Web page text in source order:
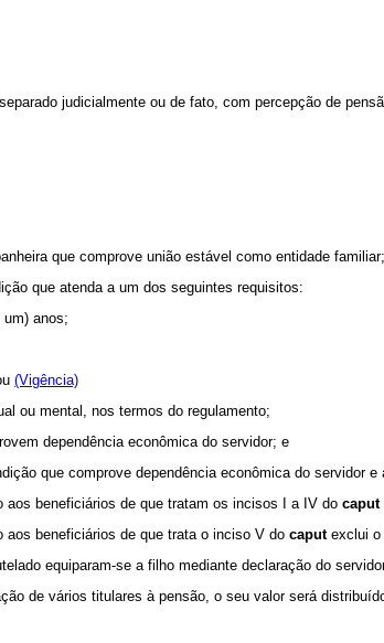
judicialmente ou de fato, com percepção de
que comprove união estável como entidade familiar;
que atenda a um dos seguintes requisitos:
anos;
(Vigência)
ou mental, nos termos do regulamento;
dependência econômica do servidor; e
que comprove dependência econômica do servidor
aos beneficiários de que tratam os incisos I a IV do caput
aos beneficiários de que trata o inciso V do caput exclui o
equiparam-se a filho mediante declaração do
de vários titulares à pensão, o seu valor será